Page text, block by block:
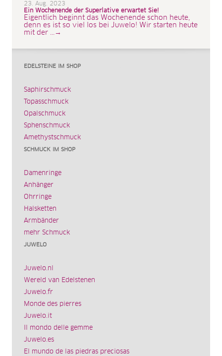
23. Aug. 2023
Ein Wochenende der Superlative erwartet Sie!
Eigentlich beginnt das Wochenende schon heute,
denn es ist so viel los bei Juwelo! Wir starten heute
mit der ...→
EDELSTEINE IM SHOP
Saphirschmuck
Topasschmuck
Opalschmuck
Sphenschmuck
Amethystschmuck
SCHMUCK IM SHOP
Damenringe
Anhänger
Ohrringe
Halsketten
Armbänder
mehr Schmuck
JUWELO
Juwelo.nl
Wereld van Edelstenen
Juwelo.fr
Monde des pierres
Juwelo.it
Il mondo delle gemme
Juwelo.es
El mundo de las piedras preciosas